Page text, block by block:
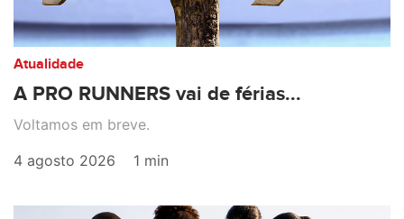
Atualidade
A PRO RUNNERS vai de férias...
Voltamos em breve.
4 agosto 2026
1 min